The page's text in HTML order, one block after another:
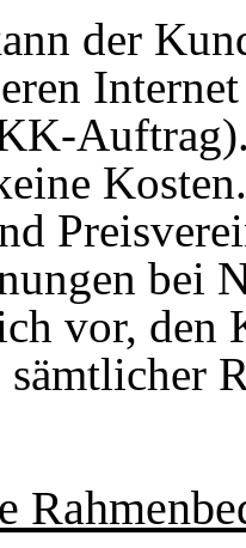
der
bei
vor, den